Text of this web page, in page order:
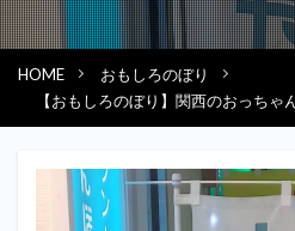
HOME
おもしろのぼり
【おもしろのぼり】関西のおっち